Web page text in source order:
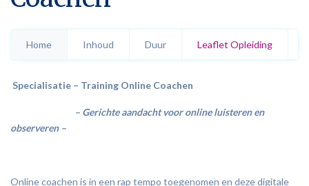
Neuro Linguïstisch Programmeren
Acceptance & Commitment Therapy
Psyche & Gewicht
Home Inhoud Duur Leaflet Opleiding
Specialisatie – Training Online Coachen
– Gerichte aandacht voor online luisteren en
observeren –
Online coachen is in een rap tempo toegenomen en deze digitale